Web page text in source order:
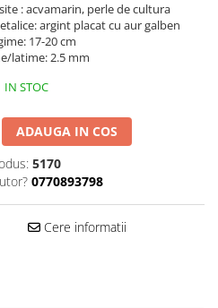
: acvamarin, perle de cultura
argint placat cu aur galben
17-20 cm
latime: 2.5 mm
IN STOC
ADAUGA IN COS
5170
0770893798
Cere informatii